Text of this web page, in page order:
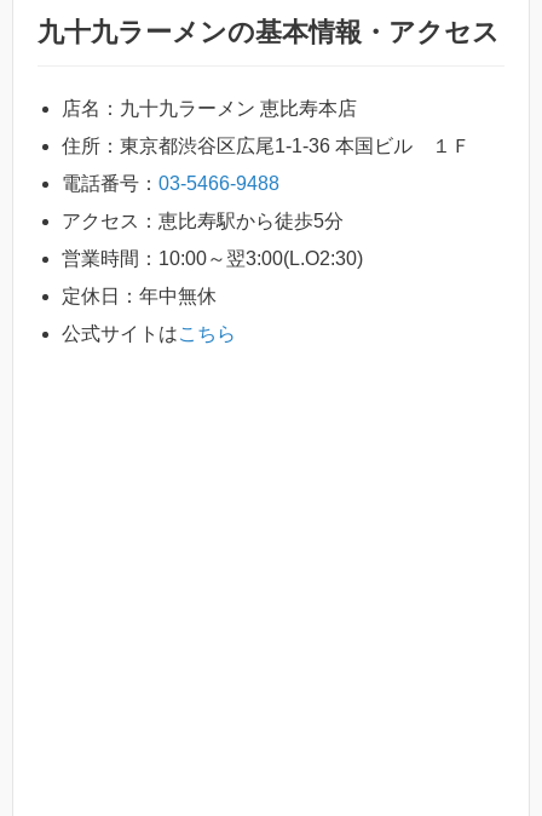
九十九ラーメンの基本情報・アクセス
店名：九十九ラーメン 恵比寿本店
住所：東京都渋谷区広尾1-1-36 本国ビル １Ｆ
電話番号： 03-5466-9488
アクセス：恵比寿駅から徒歩5分
営業時間：10:00～翌3:00(L.O2:30)
定休日：年中無休
公式サイトはこちら